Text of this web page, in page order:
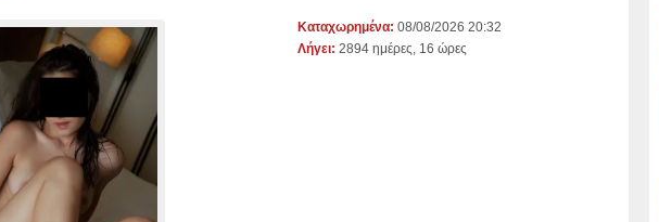
Καταχωρημένα: 08/08/2026 20:32
Λήγει: 2894 ημέρες, 16 ώρες